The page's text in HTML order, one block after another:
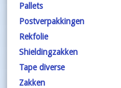
Pallets
Postverpakkingen
Rekfolie
Shieldingzakken
Tape diverse
Zakken